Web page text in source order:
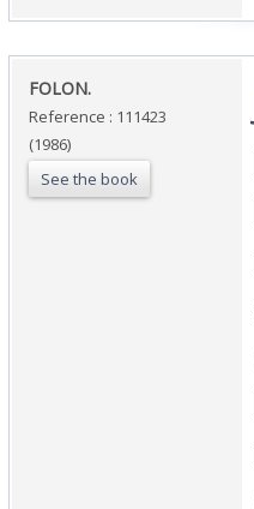
‎FOLON.‎
Reference : 111423
(1986)
See the book